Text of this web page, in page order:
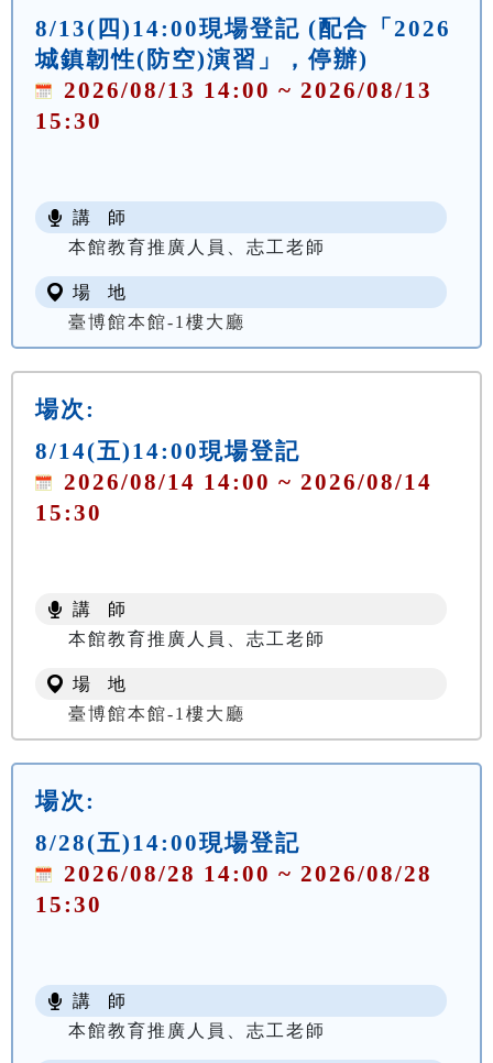
8/13(四)14:00現場登記 (配合「2026
城鎮韌性(防空)演習」，停辦)
2026/08/13 14:00 ~ 2026/08/13
15:30
講 師
本館教育推廣人員、志工老師
場 地
臺博館本館-1樓大廳
場次:
8/14(五)14:00現場登記
2026/08/14 14:00 ~ 2026/08/14
15:30
講 師
本館教育推廣人員、志工老師
場 地
臺博館本館-1樓大廳
場次:
8/28(五)14:00現場登記
2026/08/28 14:00 ~ 2026/08/28
15:30
講 師
本館教育推廣人員、志工老師